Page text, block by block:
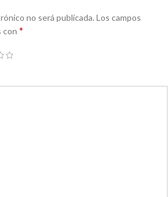
no será publicada. Los campos
con *